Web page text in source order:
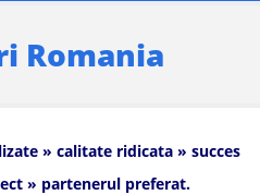
Romania
» calitate ridicata » succes
» partenerul preferat.